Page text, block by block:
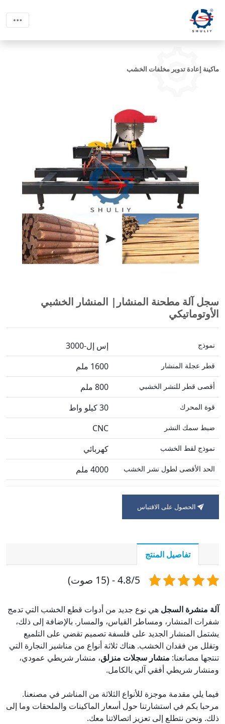
ماكينة إعادة تدوير مخلفات الخشب
سجل آلة مطحنة المنشار| المنشار الخشبي
الأوتوماتيكي
نموذج إس إل-3000
قطر عجلة المنشار 1600 ملم
أقصى قطر للنشر الخشبي 800 ملم
قوة المحرك 30 كيلو واط
ضبط سمك النشر CNC
نموذج لقط الخشب كهربائي
الحد الأقصى لطول نشر الخشب 4000 ملم
الحصول على الاقتباس
تفاصيل المنتج
4.8/5 - (15 صوت)
آلة منشرة السجل هي نوع جديد من أدوات قطع الخشب التي تدمج
شفرات المنشار، ومساطر القياس، والمسار. بالإضافة إلى ذلك،
يشتمل المنشار الجديد على فلسفة تصميم تقضي على التلميع
وتقلل من فقدان الخشب. هناك ثلاثة أنواع من مناشير النجارة التي
تنتجها مصانعنا: منشار سجلات منزلق، منشار شريطي عمودي،
ومنشار شريطي أفقي آلي بالكامل.
فيما يلي مقدمة موجزة للأنواع الثلاثة من المناشر في مصنعنا.
مرحبا بكم في استشارتنا حول أسعار الماكينات والملحقات وما إلى
ذلك. ونحن نتطلع إلى تعزيز اتصالاتنا معك.